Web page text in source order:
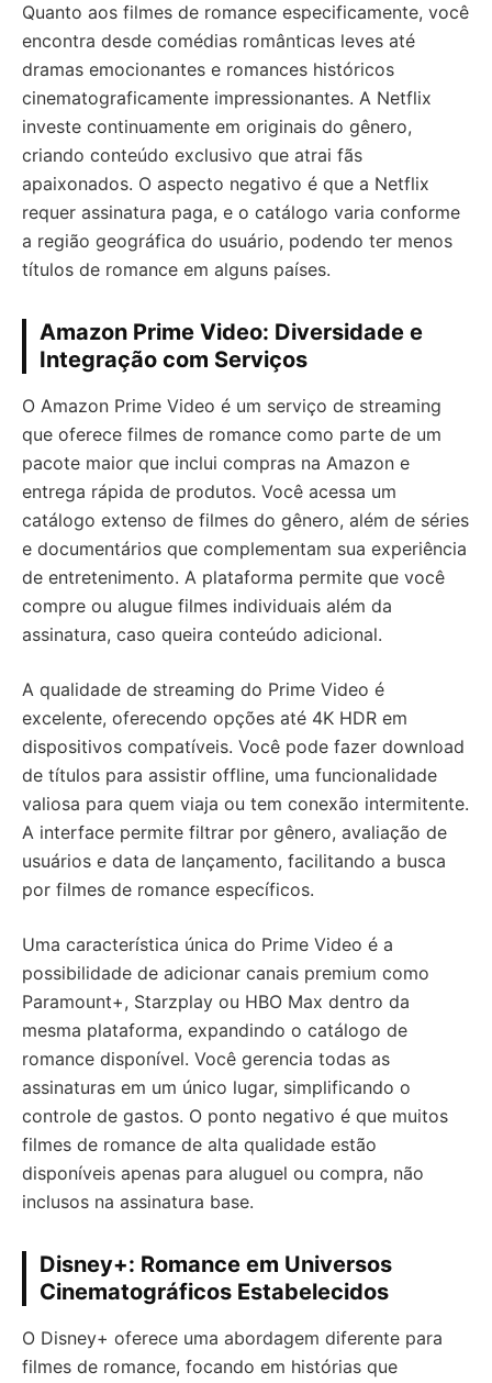
Quanto aos filmes de romance especificamente, você
encontra desde comédias românticas leves até
dramas emocionantes e romances históricos
cinematograficamente impressionantes. A Netflix
investe continuamente em originais do gênero,
criando conteúdo exclusivo que atrai fãs
apaixonados. O aspecto negativo é que a Netflix
requer assinatura paga, e o catálogo varia conforme
a região geográfica do usuário, podendo ter menos
títulos de romance em alguns países.
Amazon Prime Video: Diversidade e
Integração com Serviços
O Amazon Prime Video é um serviço de streaming
que oferece filmes de romance como parte de um
pacote maior que inclui compras na Amazon e
entrega rápida de produtos. Você acessa um
catálogo extenso de filmes do gênero, além de séries
e documentários que complementam sua experiência
de entretenimento. A plataforma permite que você
compre ou alugue filmes individuais além da
assinatura, caso queira conteúdo adicional.
A qualidade de streaming do Prime Video é
excelente, oferecendo opções até 4K HDR em
dispositivos compatíveis. Você pode fazer download
de títulos para assistir offline, uma funcionalidade
valiosa para quem viaja ou tem conexão intermitente.
A interface permite filtrar por gênero, avaliação de
usuários e data de lançamento, facilitando a busca
por filmes de romance específicos.
Uma característica única do Prime Video é a
possibilidade de adicionar canais premium como
Paramount+, Starzplay ou HBO Max dentro da
mesma plataforma, expandindo o catálogo de
romance disponível. Você gerencia todas as
assinaturas em um único lugar, simplificando o
controle de gastos. O ponto negativo é que muitos
filmes de romance de alta qualidade estão
disponíveis apenas para aluguel ou compra, não
inclusos na assinatura base.
Disney+: Romance em Universos
Cinematográficos Estabelecidos
O Disney+ oferece uma abordagem diferente para
filmes de romance, focando em histórias que